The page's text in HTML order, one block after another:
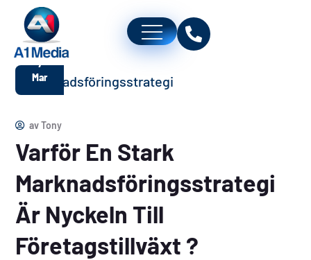
7
Mar
avTony
Varför En Stark
Marknadsföringsstrategi
Är Nyckeln Till
Företagstillväxt ?